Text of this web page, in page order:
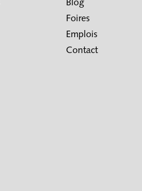
Blog
Foires
Emplois
Contact